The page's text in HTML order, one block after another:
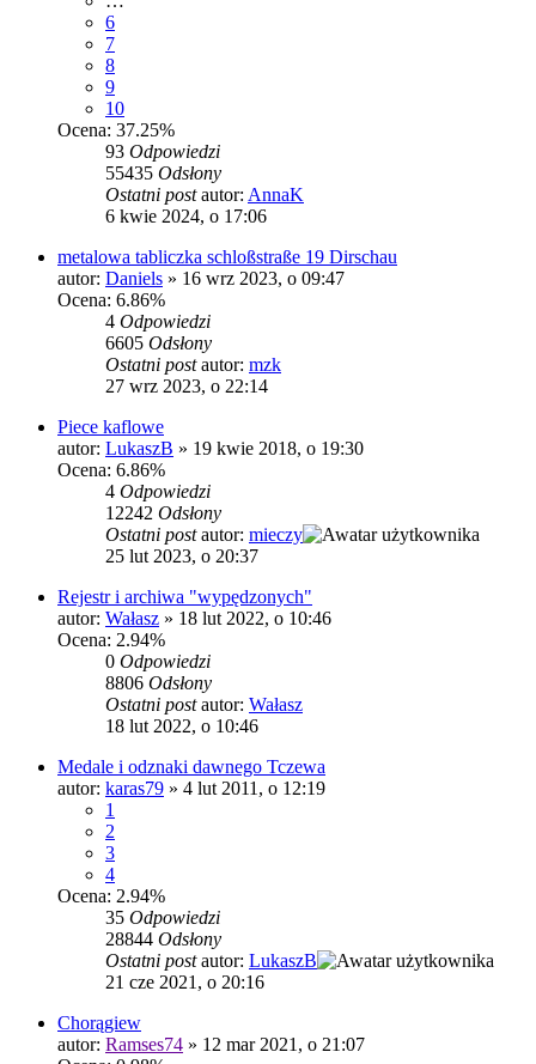
6
7
8
9
10
Ocena: 37.25%
93 Odpowiedzi
55435 Odsłony
Ostatni postautor: AnnaK
6 kwie 2024, o 17:06
metalowa tabliczka schloßstraße 19 Dirschau
autor: Daniels » 16 wrz 2023, o 09:47
Ocena: 6.86%
4 Odpowiedzi
6605 Odsłony
Ostatni postautor: mzk
27 wrz 2023, o 22:14
Piece kaflowe
autor: LukaszB » 19 kwie 2018, o 19:30
Ocena: 6.86%
4 Odpowiedzi
12242 Odsłony
Ostatni postautor: mieczy
25 lut 2023, o 20:37
Rejestr i archiwa "wypędzonych"
autor: Wałasz » 18 lut 2022, o 10:46
Ocena: 2.94%
0 Odpowiedzi
8806 Odsłony
Ostatni postautor: Wałasz
18 lut 2022, o 10:46
Medale i odznaki dawnego Tczewa
autor: karas79 » 4 lut 2011, o 12:19
1
2
3
4
Ocena: 2.94%
35 Odpowiedzi
28844 Odsłony
Ostatni postautor: LukaszB
21 cze 2021, o 20:16
Chorągiew
autor: Ramses74 » 12 mar 2021, o 21:07